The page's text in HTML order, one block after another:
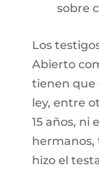
sobre
Los
Abierto
tienen que
ley, entre
15 años, ni
hermanos,
hizo el